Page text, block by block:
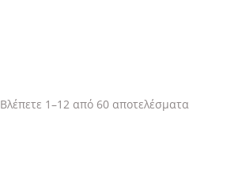
Βλέπετε 1–12 από 60 αποτελέσματα